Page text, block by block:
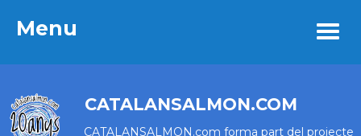
Menu
CATALANSALMON.COM
CATALANSALMON.com forma part del projecte
Menu